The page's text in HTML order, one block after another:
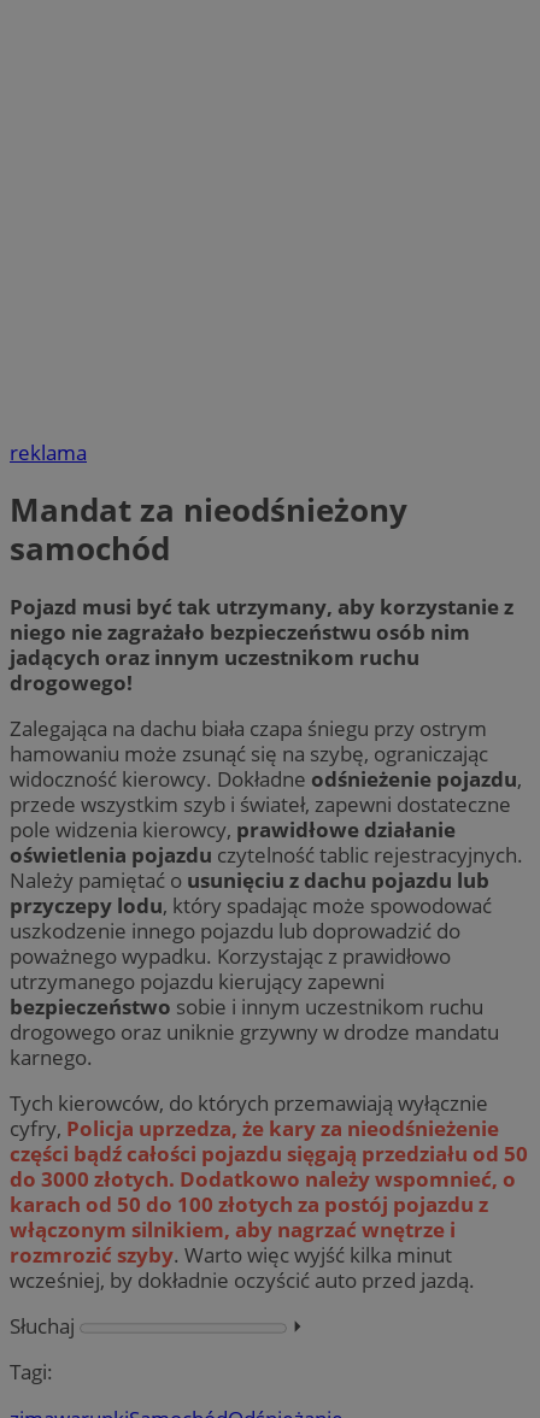
reklama
Mandat za nieodśnieżony
samochód
Pojazd musi być tak utrzymany, aby korzystanie z
niego nie zagrażało bezpieczeństwu osób nim
jadących oraz innym uczestnikom ruchu
drogowego!
Zalegająca na dachu biała czapa śniegu przy ostrym
hamowaniu może zsunąć się na szybę, ograniczając
widoczność kierowcy. Dokładne odśnieżenie pojazdu,
przede wszystkim szyb i świateł, zapewni dostateczne
pole widzenia kierowcy, prawidłowe działanie
oświetlenia pojazdu czytelność tablic rejestracyjnych.
Należy pamiętać o usunięciu z dachu pojazdu lub
przyczepy lodu, który spadając może spowodować
uszkodzenie innego pojazdu lub doprowadzić do
poważnego wypadku. Korzystając z prawidłowo
utrzymanego pojazdu kierujący zapewni
bezpieczeństwo sobie i innym uczestnikom ruchu
drogowego oraz uniknie grzywny w drodze mandatu
karnego.
Tych kierowców, do których przemawiają wyłącznie
cyfry, Policja uprzedza, że kary za nieodśnieżenie
części bądź całości pojazdu sięgają przedziału od 50
do 3000 złotych. Dodatkowo należy wspomnieć, o
karach od 50 do 100 złotych za postój pojazdu z
włączonym silnikiem, aby nagrzać wnętrze i
rozmrozić szyby. Warto więc wyjść kilka minut
wcześniej, by dokładnie oczyścić auto przed jazdą.
Słuchaj
⏵︎
Tagi: